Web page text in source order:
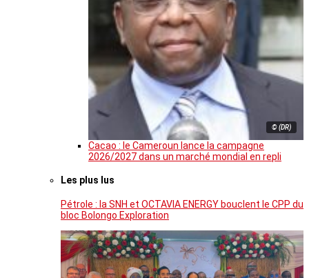
© (DR)
Cacao : le Cameroun lance la campagne
2026/2027 dans un marché mondial en repli
Les plus lus
Pétrole : la SNH et OCTAVIA ENERGY bouclent le CPP du
bloc Bolongo Exploration